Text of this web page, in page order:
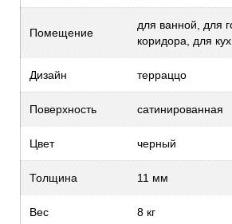
Помещение
для ванной, для
коридора, для
Дизайн терраццо
Поверхность сатинированная
Цвет черный
Толщина 11 мм
Вес 8 кг